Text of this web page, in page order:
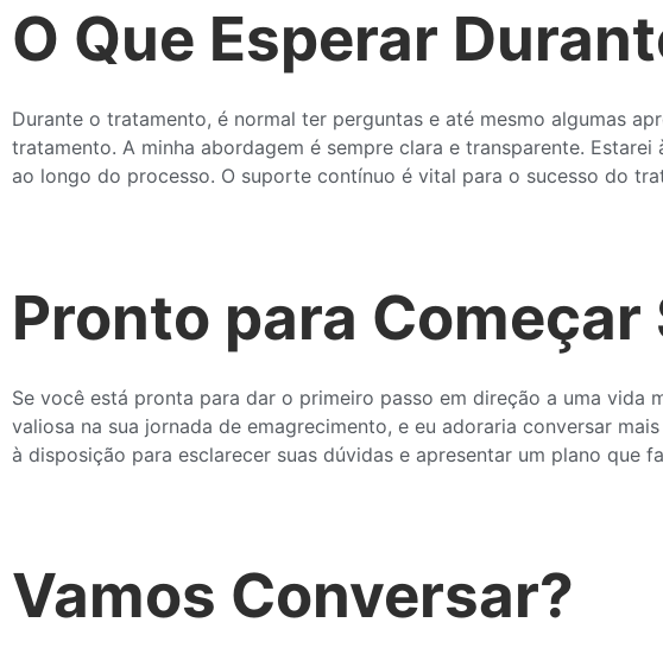
O Que Esperar
Durante o tratamento, é normal ter perguntas e até mesmo algumas
tratamento. A minha abordagem é sempre clara e transparente.
ao longo do processo. O suporte contínuo é vital para o sucesso do
Pronto para Começar
Se você está pronta para dar o primeiro passo em direção a uma vida
valiosa na sua jornada de emagrecimento, e eu adoraria conversar
à disposição para esclarecer suas dúvidas e apresentar um plano que
Vamos Conversar?